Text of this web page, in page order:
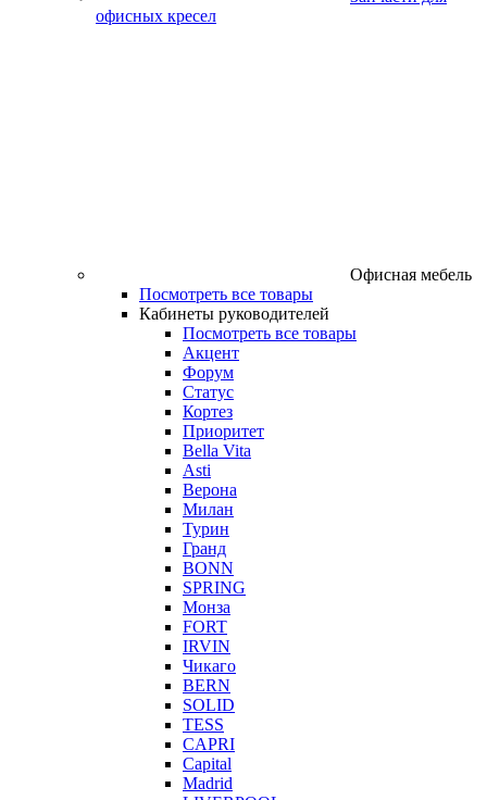
офисных кресел
Офисная мебель
Посмотреть все товары
Кабинеты руководителей
Посмотреть все товары
Акцент
Форум
Статус
Кортез
Приоритет
Bella Vita
Asti
Верона
Милан
Турин
Гранд
BONN
SPRING
Монза
FORT
IRVIN
Чикаго
BERN
SOLID
TESS
CAPRI
Capital
Madrid